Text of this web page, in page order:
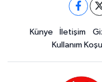
Künye İletişim
Kullanım